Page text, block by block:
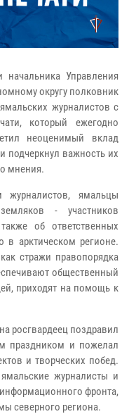
Управления
округу полковник
журналистов с
который ежегодно
неоценимый вклад
подчеркнул важность их
мнения.
журналистов, ямальцы
- участников
об ответственных
в арктическом регионе.
стражи правопорядка
общественный
приходят на помощь к
росгвардеец поздравил
праздником и пожелал
и творческих побед.
журналисты и
фронта,
северного региона.